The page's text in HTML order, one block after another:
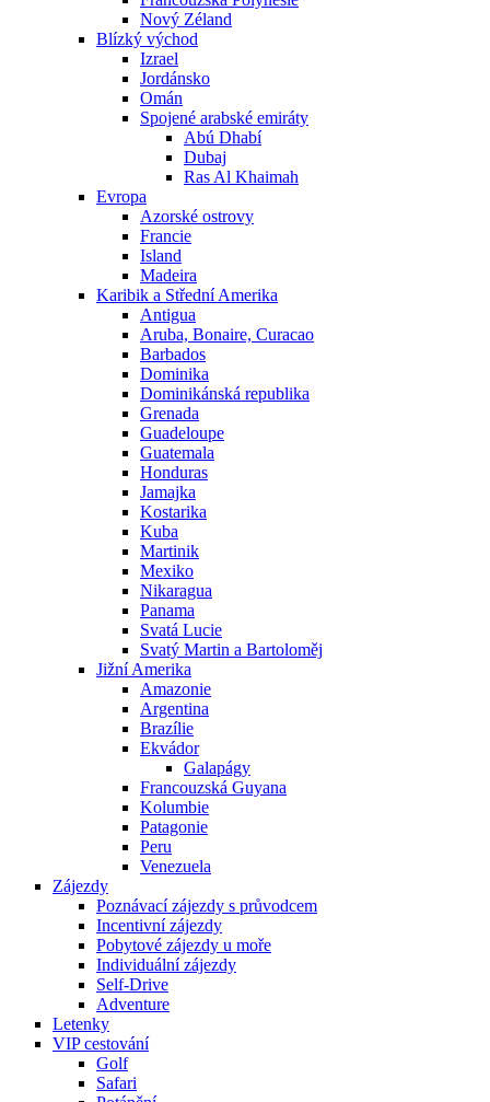
Nový Zéland
Blízký východ
Izrael
Jordánsko
Omán
Spojené arabské emiráty
Abú Dhabí
Dubaj
Ras Al Khaimah
Evropa
Azorské ostrovy
Francie
Island
Madeira
Karibik a Střední Amerika
Antigua
Aruba, Bonaire, Curacao
Barbados
Dominika
Dominikánská republika
Grenada
Guadeloupe
Guatemala
Honduras
Jamajka
Kostarika
Kuba
Martinik
Mexiko
Nikaragua
Panama
Svatá Lucie
Svatý Martin a Bartoloměj
Jižní Amerika
Amazonie
Argentina
Brazílie
Ekvádor
Galapágy
Francouzská Guyana
Kolumbie
Patagonie
Peru
Venezuela
Zájezdy
Poznávací zájezdy s průvodcem
Incentivní zájezdy
Pobytové zájezdy u moře
Individuální zájezdy
Self-Drive
Adventure
Letenky
VIP cestování
Golf
Safari